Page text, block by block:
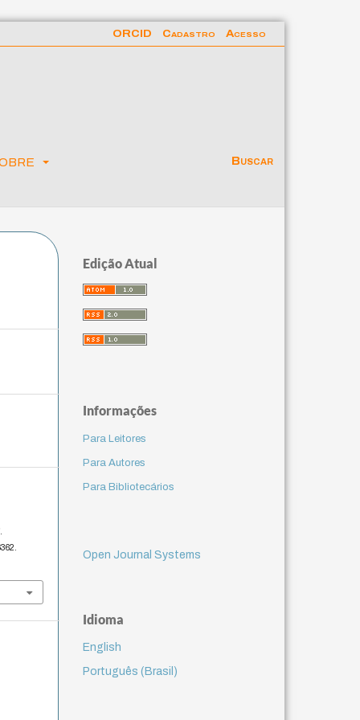
Buscar
ORCID Cadastro Acesso
Edição Atual
Informações
Para Leitores
Para Autores
Para Bibliotecários
Open Journal Systems
Idioma
English
Português (Brasil)